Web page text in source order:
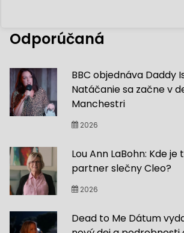
Odporúčaná
BBC objednáva Daddy
Natáčanie sa začne v
Manchestri
2026
Lou Ann LaBohn: Kde
partner slečny Cleo?
2026
Dead to Me Dátum